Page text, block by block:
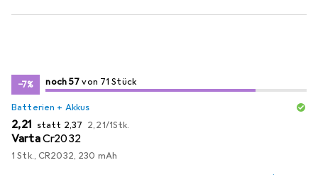
−7% 57/ 71
57von 71 Stück
noch 57 von 71 Stück
Batterien + Akkus
EUR
2,21 statt EUR
2,37 EUR
2,21/1Stk.
VartaCr2032
1 Stk., CR2032, 230 mAh